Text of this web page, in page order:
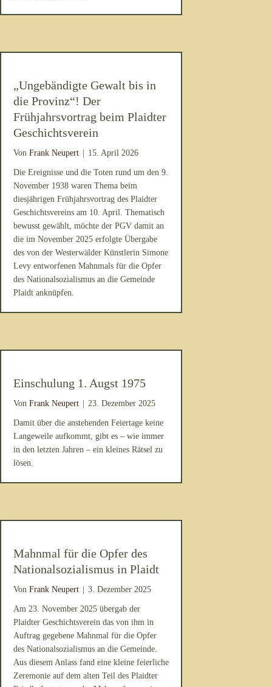
„Ungebändigte Gewalt bis in
die Provinz“! Der
Frühjahrsvortrag beim Plaidter
Geschichtsverein
Von Frank Neupert 15. April 2026
Die Ereignisse und die Toten rund um den 9.
November 1938 waren Thema beim
diesjährigen Frühjahrsvortrag des Plaidter
Geschichtsvereins am 10. April. Thematisch
bewusst gewählt, möchte der PGV damit an
die im November 2025 erfolgte Übergabe
des von der Westerwälder Künstlerin Simone
Levy entworfenen Mahnmals für die Opfer
des Nationalsozialismus an die Gemeinde
Plaidt anknüpfen.
Einschulung 1. Augst 1975
Von Frank Neupert 23. Dezember 2025
Damit über die anstehenden Feiertage keine
Langeweile aufkommt, gibt es – wie immer
in den letzten Jahren – ein kleines Rätsel zu
lösen.
Mahnmal für die Opfer des
Nationalsozialismus in Plaidt
Von Frank Neupert 3. Dezember 2025
Am 23. November 2025 übergab der
Plaidter Geschichtsverein das von ihm in
Auftrag gegebene Mahnmal für die Opfer
des Nationalsozialismus an die Gemeinde.
Aus diesem Anlass fand eine kleine feierliche
Zeremonie auf dem alten Teil des Plaidter